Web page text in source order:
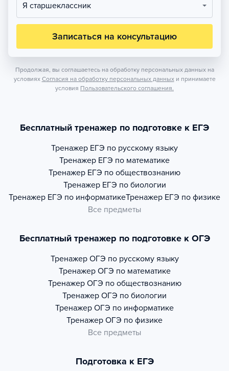
Я старшеклассник
Записаться на консультацию
Продолжая, вы соглашаетесь на обработку персональных данных на
условиях Согласия на обработку персональных данных и принимаете
условия Пользовательского соглашения.
Бесплатный тренажер по подготовке к ЕГЭ
Тренажер ЕГЭ по русскому языку
Тренажер ЕГЭ по математике
Тренажер ЕГЭ по обществознанию
Тренажер ЕГЭ по биологии
Тренажер ЕГЭ по информатикеТренажер ЕГЭ по физике
Все предметы
Бесплатный тренажер по подготовке к ОГЭ
Тренажер ОГЭ по русскому языку
Тренажер ОГЭ по математике
Тренажер ОГЭ по обществознанию
Тренажер ОГЭ по биологии
Тренажер ОГЭ по информатике
Тренажер ОГЭ по физике
Все предметы
Подготовка к ЕГЭ